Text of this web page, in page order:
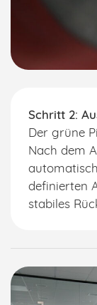
Schritt 2:
Der grüne
Nach dem
definierten
stabiles